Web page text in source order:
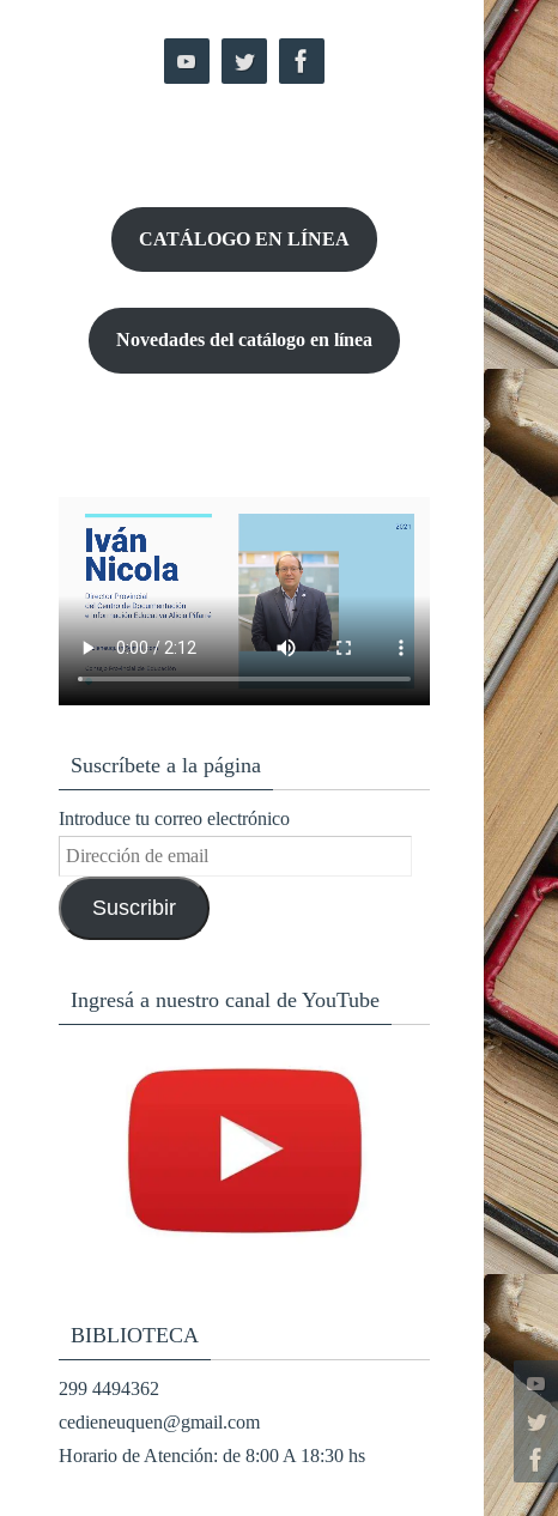
CATÁLOGO EN LÍNEA
Novedades del catálogo en línea
Suscríbete a la página
Introduce tu correo electrónico
Dirección
de
emailSuscribir
Ingresá a nuestro canal de YouTube
BIBLIOTECA
299 4494362
cedieneuquen@gmail.com
Horario de Atención: de 8:00 A 18:30 hs